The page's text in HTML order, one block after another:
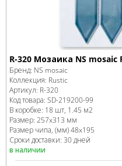
R-320 Мозаика NS mosaic
Бренд: NS mosaic
Коллекция: Rustic
Артикул: R-320
Код товара: SD-219200-99
В коробке: 18 шт, 1.45 м2
Размер: 257x313 мм
Размер чипа, (мм)48x195
Сроки доставки: 30 дней
в наличии